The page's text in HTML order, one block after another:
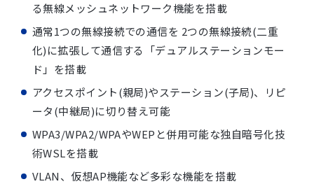
る無線メッシュネットワーク機能を搭載
通常1つの無線接続での通信を 2つの無線接続(二重
化)に拡張して通信する「デュアルステーションモー
ド」を搭載
アクセスポイント(親局)やステーション(子局)、リピ
ータ(中継局)に切り替え可能
WPA3/WPA2/WPAやWEPと併用可能な独自暗号化技
術WSLを搭載
VLAN、仮想AP機能など多彩な機能を搭載